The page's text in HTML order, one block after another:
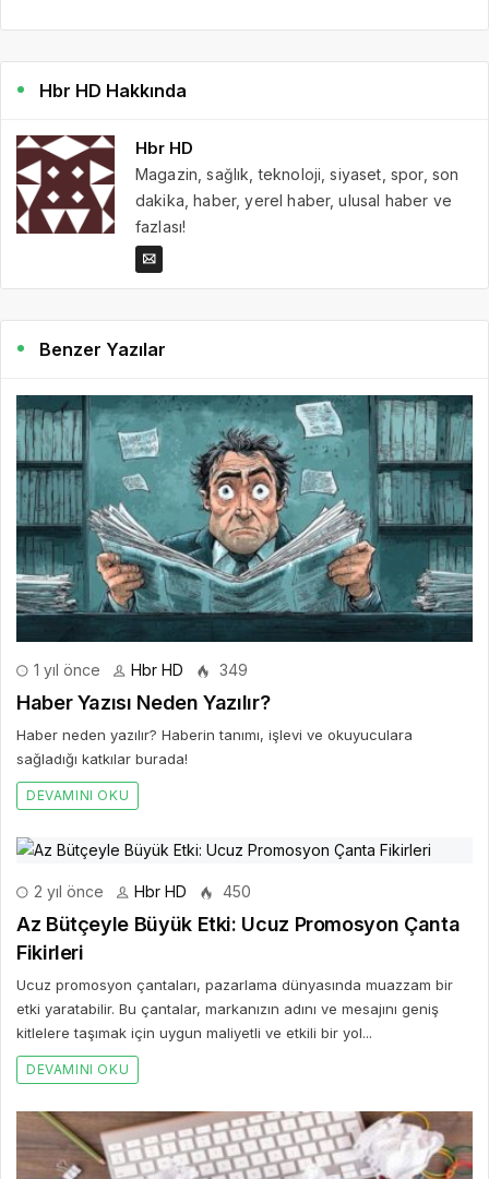
Hbr HD Hakkında
Hbr HD
Magazin, sağlık, teknoloji, siyaset, spor, son
dakika, haber, yerel haber, ulusal haber ve
fazlası!
Benzer Yazılar
1 yıl önce Hbr HD 349
Haber Yazısı Neden Yazılır?
Haber neden yazılır? Haberin tanımı, işlevi ve okuyuculara
sağladığı katkılar burada!
DEVAMINI OKU
2 yıl önce Hbr HD 450
Az Bütçeyle Büyük Etki: Ucuz Promosyon Çanta
Fikirleri
Ucuz promosyon çantaları, pazarlama dünyasında muazzam bir
etki yaratabilir. Bu çantalar, markanızın adını ve mesajını geniş
kitlelere taşımak için uygun maliyetli ve etkili bir yol...
DEVAMINI OKU